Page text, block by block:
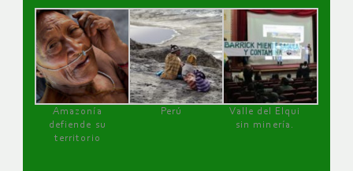
Amazonía
defiende su
territorio
Perú
Valle del Elqui
sin minería.